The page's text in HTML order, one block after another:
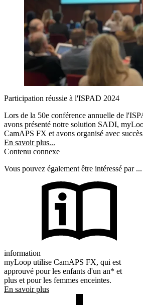
Participation réussie à l'ISPAD 2024
Lors de la 50e conférence annuelle de
avons présenté notre solution SADI,
CamAPS FX et avons organisé avec
"l'administration automatisée d'insuline
gérer le diabète de type 1 avec des aperçus
En savoir plus...
Contenu connexe
Vous pouvez également être intéressé par ...
information
myLoop utilise CamAPS FX, qui est
approuvé pour les enfants d'un an* et
plus et pour les femmes enceintes.
En savoir plus